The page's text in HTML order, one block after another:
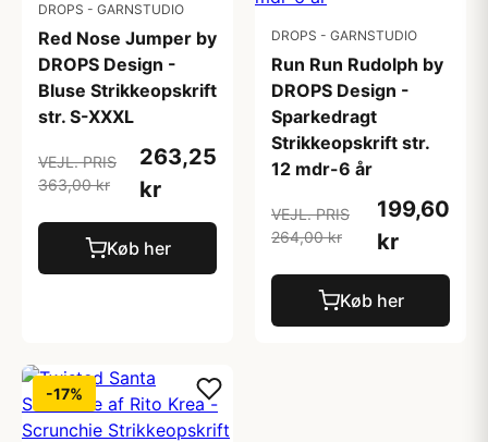
DROPS - GARNSTUDIO
Red Nose Jumper by
DROPS Design -
Bluse Strikkeopskrift
str. S-XXXL
VEJL. PRIS
363,00 kr
263,25
kr
Køb her
DROPS - GARNSTUDIO
Run Run Rudolph by
DROPS Design -
Sparkedragt
Strikkeopskrift str.
12 mdr-6 år
VEJL. PRIS
264,00 kr
199,60
kr
Køb her
-17%